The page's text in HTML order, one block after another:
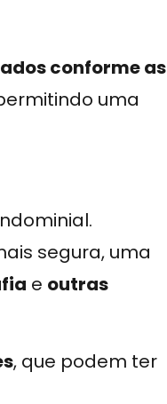
conforme as
uma
segura, uma
e outras
, que podem ter